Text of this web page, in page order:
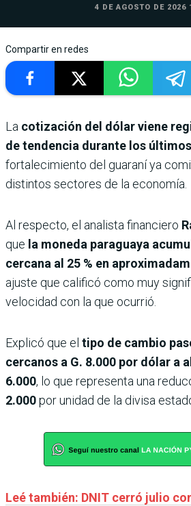
4 DE AGOSTO DE 2026
Compartir en redes
La cotización del dólar viene
de tendencia durante los
fortalecimiento del guaraní ya
distintos sectores de la economía.
Al respecto, el analista financiero
que la moneda paraguaya
cercana al 25 % en
ajuste que calificó como muy
velocidad con la que ocurrió.
Explicó que el tipo de cambio
cercanos a G. 8.000 por dólar a
6.000, lo que representa una
2.000por unidad de la divisa
Leé también: DNIT cerró julio